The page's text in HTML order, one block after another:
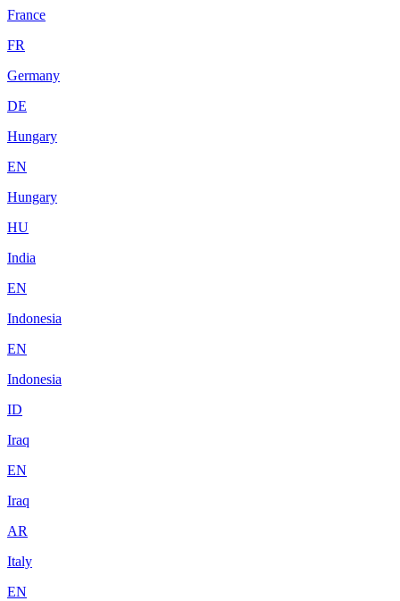
France
FR
Germany
DE
Hungary
EN
Hungary
HU
India
EN
Indonesia
EN
Indonesia
ID
Iraq
EN
Iraq
AR
Italy
EN